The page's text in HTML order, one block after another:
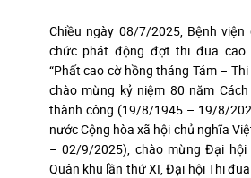
Chiều ngày 08/7/2025, Bệnh
chức phát động đợt thi đua cao
“Phất cao cờ hồng tháng Tám –
chào mừng kỷ niệm 80 năm
thành công (19/8/1945 – 19/8/
nước Cộng hòa xã hội chủ nghĩa
– 02/9/2025), chào mừng Đại
Quân khu lần thứ XI, Đại hội Thi